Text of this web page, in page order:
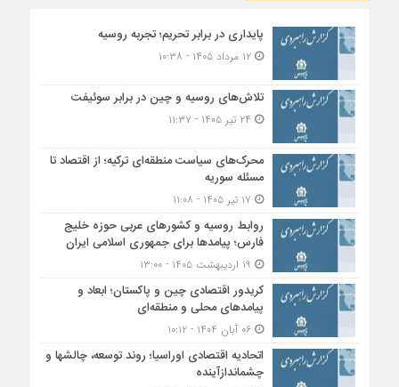
پایداری در برابر تحریم؛ تجربه روسیه
۱۲ مرداد ۱۴۰۵ - ۱۰:۳۸
تلاش‌های روسیه و چین در برابر سوئیفت
محرک‌های سیاست منطقه‌‎ای ترکیه؛ از اقتصاد تا
مسئله سوریه
روابط روسیه و کشورهای عربی حوزه خلیج
فارس؛ پیامدها برای جمهوری اسلامی ایران
کریدور اقتصادی چین و پاکستان؛ ابعاد و
پیامدهای محلی و منطقه‌ای
۰۶ آبان ۱۴۰۴ - ۱۰:۱۲
اتحادیه اقتصادی اوراسیا؛ روند توسعه، چالشها و
چشماندازآینده